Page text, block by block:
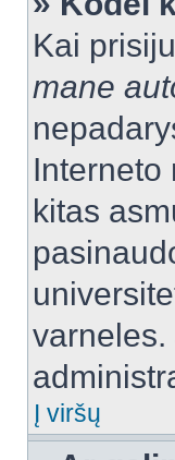
Kai
mane
Interneto
kitas
Į viršų